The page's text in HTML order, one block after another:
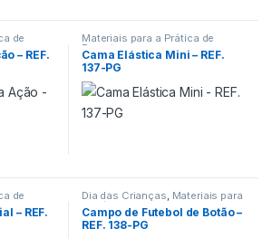
de
– REF.
Materiais para a Prática de
Esportes
Cama Elástica Mini – REF.
137-PG
de
– REF.
Dia das Crianças, Materiais para
a Prática de Esportes
Campo de Futebol de Botão –
REF. 138-PG